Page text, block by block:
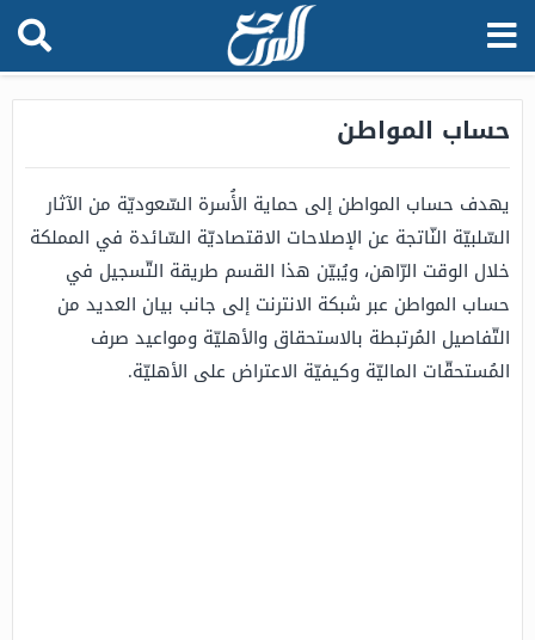
حساب المواطن
يهدف حساب المواطن إلى حماية الأُسرة السّعوديّة من الآثار
السّلبيّة النّاتجة عن الإصلاحات الاقتصاديّة السّائدة في المملكة
خلال الوقت الرّاهن، ويُبيّن هذا القسم طريقة التّسجيل في
حساب المواطن عبر شبكة الانترنت إلى جانب بيان العديد من
التّفاصيل المُرتبطة بالاستحقاق والأهليّة ومواعيد صرف
المُستحقّات الماليّة وكيفيّة الاعتراض على الأهليّة.